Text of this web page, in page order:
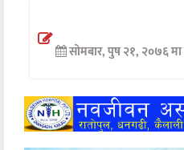
अन्तर्वार्ता
खेलकुद
मनोरञ्जन
सोमबार, पुष २१, २०७६ मा